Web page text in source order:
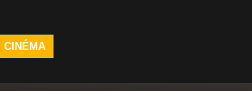
CINÉMA